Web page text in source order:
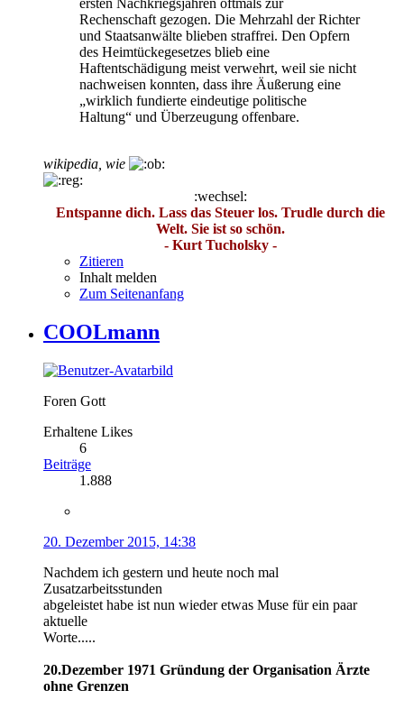
ersten Nachkriegsjahren oftmals zur
Rechenschaft gezogen. Die Mehrzahl der Richter
und Staatsanwälte blieben straffrei. Den Opfern
des Heimtückegesetzes blieb eine
Haftentschädigung meist verwehrt, weil sie nicht
nachweisen konnten, dass ihre Äußerung eine
„wirklich fundierte eindeutige politische
Haltung“ und Überzeugung offenbare.
wikipedia, wie
:wechsel:
Entspanne dich. Lass das Steuer los. Trudle durch die
Welt. Sie ist so schön.
- Kurt Tucholsky -
Zitieren
Inhalt melden
Zum Seitenanfang
COOLmann
Foren Gott
Erhaltene Likes
6
Beiträge
1.888
20. Dezember 2015, 14:38
Nachdem ich gestern und heute noch mal
Zusatzarbeitsstunden
abgeleistet habe ist nun wieder etwas Muse für ein paar
aktuelle
Worte.....
20.Dezember 1971 Gründung der Organisation Ärzte
ohne Grenzen